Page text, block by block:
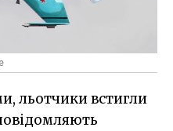
льотчики встигли